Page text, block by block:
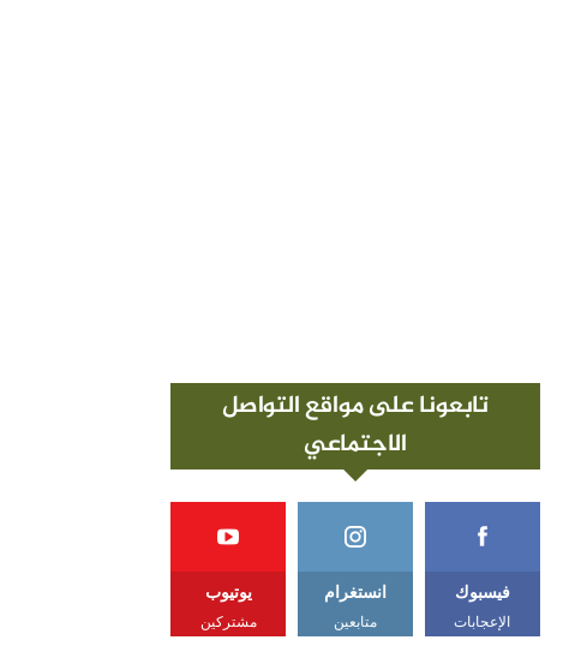
تابعونا على مواقع التواصل
الاجتماعي
فيسبوك
الإعجابات
انستغرام
متابعين
يوتيوب
مشتركين